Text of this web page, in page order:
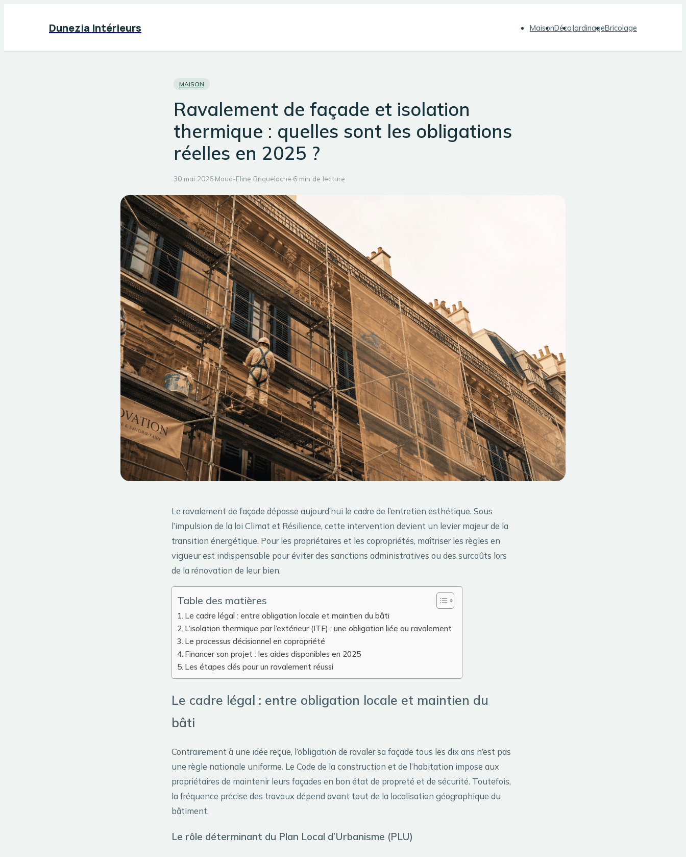
Dunezia Intérieurs MaisonDécoJardinageBricolage
MAISON
Ravalement de façade et isolation
thermique : quelles sont les obligations
réelles en 2025 ?
30 mai 2026·Maud-Eline Briqueloche·6 min de lecture
Le ravalement de façade dépasse aujourd’hui le cadre de l’entretien esthétique. Sous
l’impulsion de la loi Climat et Résilience, cette intervention devient un levier majeur de la
transition énergétique. Pour les propriétaires et les copropriétés, maîtriser les règles en
vigueur est indispensable pour éviter des sanctions administratives ou des surcoûts lors
de la rénovation de leur bien.
Table des matières
Le cadre légal : entre obligation locale et maintien du bâti
L’isolation thermique par l’extérieur (ITE) : une obligation liée au ravalement
Le processus décisionnel en copropriété
Financer son projet : les aides disponibles en 2025
Les étapes clés pour un ravalement réussi
Le cadre légal : entre obligation locale et maintien du
bâti
Contrairement à une idée reçue, l’obligation de ravaler sa façade tous les dix ans n’est pas
une règle nationale uniforme. Le Code de la construction et de l’habitation impose aux
propriétaires de maintenir leurs façades en bon état de propreté et de sécurité. Toutefois,
la fréquence précise des travaux dépend avant tout de la localisation géographique du
bâtiment.
Le rôle déterminant du Plan Local d’Urbanisme (PLU)